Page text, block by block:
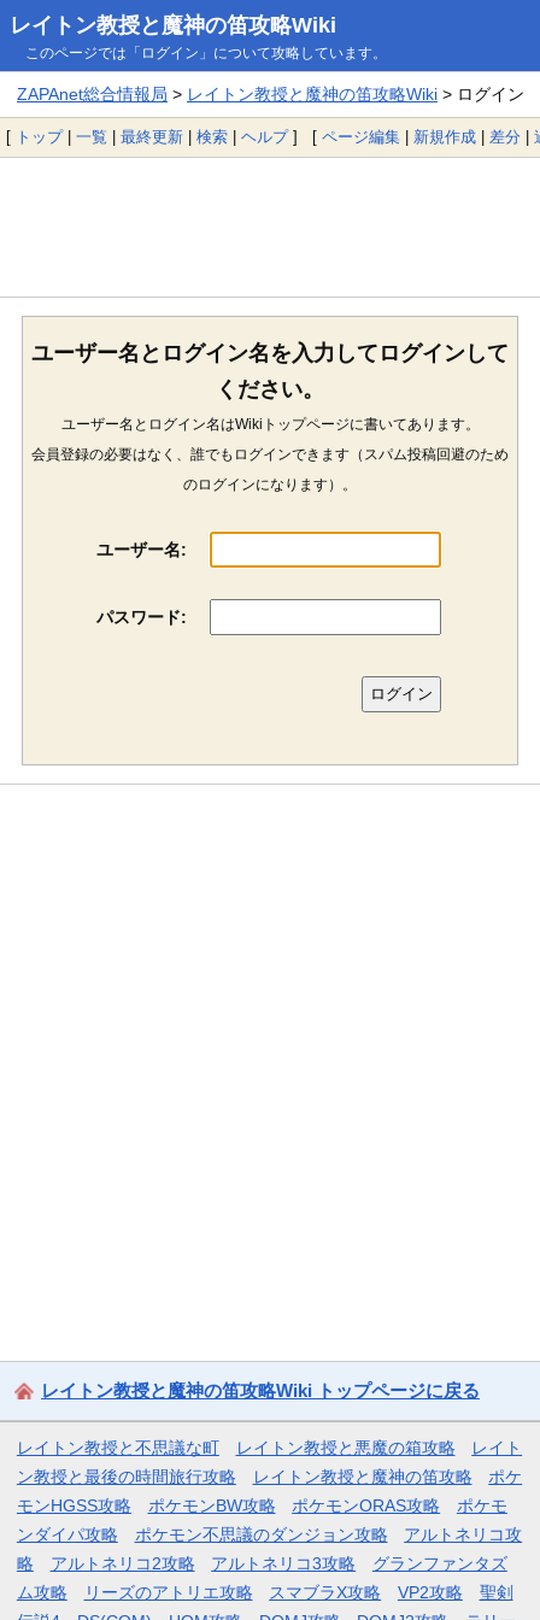
レイトン教授と魔神の笛攻略Wiki
このページでは「ログイン」について攻略しています。
ZAPAnet総合情報局 > レイトン教授と魔神の笛攻略Wiki> ログイン
[ トップ| 一覧 | 最終更新 | 検索 | ヘルプ] [ ページ編集 | 新規作成 | 差分 |
ユーザー名とログイン名を入力してログインして
ください。
ユーザー名とログイン名はWikiトップページに書いてあります。
会員登録の必要はなく、誰でもログインできます（スパム投稿回避のため
のログインになります）。
ユーザー名:
パスワード:
レイトン教授と魔神の笛攻略Wiki トップページに戻る
レイトン教授と不思議な町 レイトン教授と悪魔の箱攻略
レイト
ン教授と最後の時間旅行攻略
レイトン教授と魔神の笛攻略
ポケ
モンHGSS攻略
ポケモンBW攻略 ポケモンORAS攻略
ポケモ
ンダイパ攻略
ポケモン不思議のダンジョン攻略
アルトネリコ攻
略
アルトネリコ2攻略 アルトネリコ3攻略
グランファンタズ
ム攻略
リーズのアトリエ攻略 スマブラX攻略 VP2攻略
聖剣